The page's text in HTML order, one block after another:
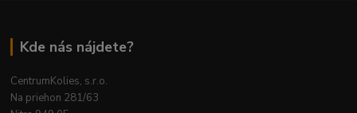
Kde nás nájdete?
CentrumKolies, s.r.o.
Na priehon 281/63